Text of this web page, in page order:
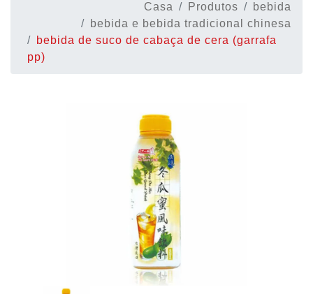
Casa Produtos
bebida
bebida e bebida tradicional chinesa
bebida de suco de cabaça de cera (garrafa
pp)